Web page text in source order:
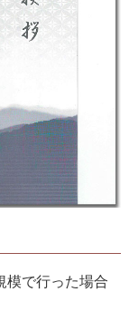
模で行った場合